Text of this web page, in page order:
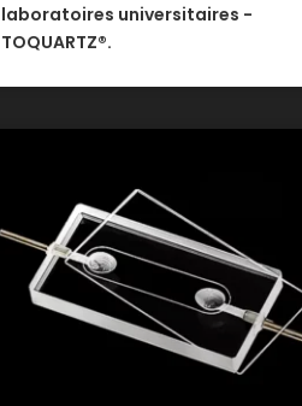
laboratoires universitaires -
TOQUARTZ®.